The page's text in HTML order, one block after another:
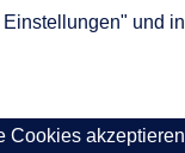
und in
Cookies akzeptieren